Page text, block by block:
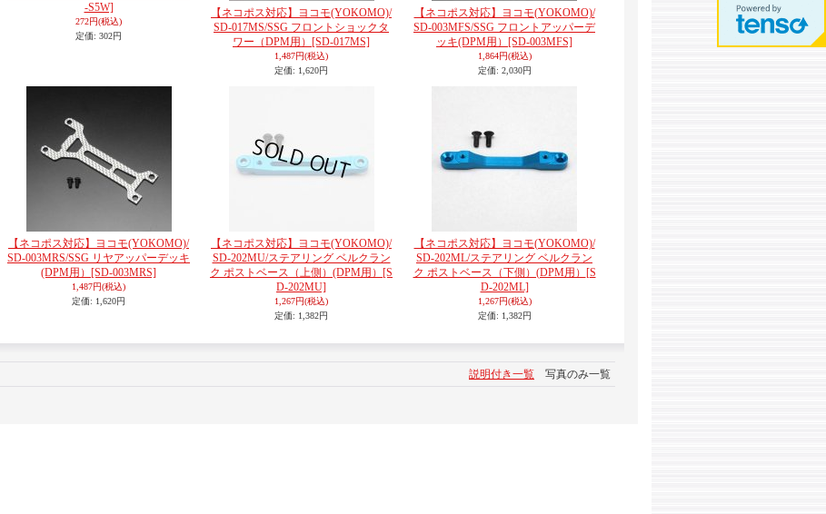
-S5W]
272円(税込)
定価: 302円
【ネコポス対応】ヨコモ(YOKOMO)/
SD-017MS/SSG フロントショックタ
ワー（DPM用） [SD-017MS]
1,487円(税込)
定価: 1,620円
【ネコポス対応】ヨコモ(YOKOMO)/
SD-003MFS/SSG フロントアッパーデ
ッキ(DPM用） [SD-003MFS]
1,864円(税込)
定価: 2,030円
【ネコポス対応】ヨコモ(YOKOMO)/
SD-003MRS/SSG リヤアッパーデッキ
(DPM用） [SD-003MRS]
1,487円(税込)
定価: 1,620円
【ネコポス対応】ヨコモ(YOKOMO)/
SD-202MU/ステアリング ベルクラン
ク ポストベース（上側）(DPM用） [S
D-202MU]
1,267円(税込)
定価: 1,382円
【ネコポス対応】ヨコモ(YOKOMO)/
SD-202ML/ステアリング ベルクラン
ク ポストベース（下側）(DPM用） [S
D-202ML]
1,267円(税込)
定価: 1,382円
説明付き一覧 写真のみ一覧